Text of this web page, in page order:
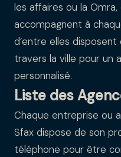
les affaires ou la
accompagnent à
d’entre elles
travers la ville pour un
personnalisé.
Liste des
Chaque entreprise ou
Sfax dispose de son
téléphone pour être